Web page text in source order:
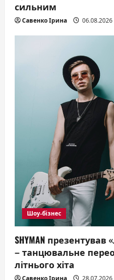
сильним
Савенко Ірина 06.08.2026
Шоу-бізнес
SHYMAN презентував
– танцювальне
літнього хіта